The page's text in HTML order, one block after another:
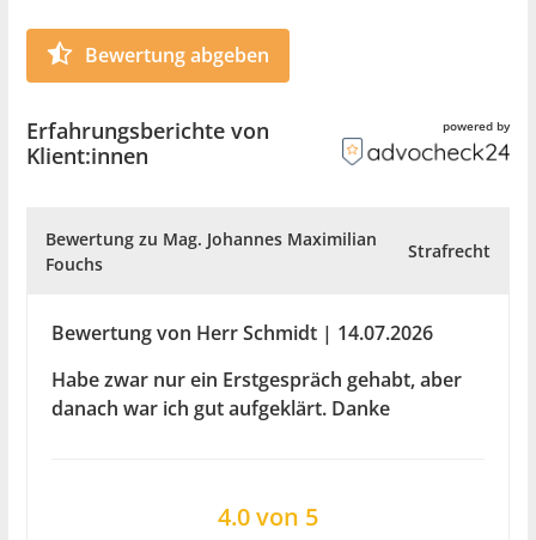
Bewertung abgeben
Erfahrungsberichte von
Klient:innen
powered by
Bewertung zu Mag. Johannes Maximilian
Fouchs
Strafrecht
Bewertung von Herr Schmidt | 14.07.2026
Habe zwar nur ein Erstgespräch gehabt, aber
danach war ich gut aufgeklärt. Danke
4.0 von 5